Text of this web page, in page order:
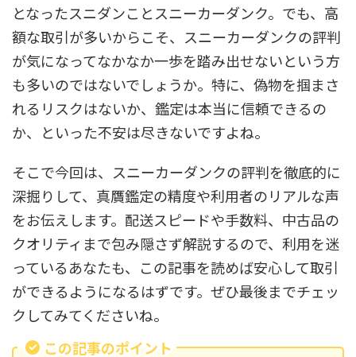
となったスニダンことスニーカーダンク。でも、高
額な取引が多いからこそ、スニーカーダンクの評判
が気になってなかなか一歩を踏み出せないという方
も多いのではないでしょうか。特に、偽物を掴まさ
れるリスクはないか、鑑定は本当に信頼できるの
か、といった不安は尽きないですよね。
そこで今回は、スニーカーダンクの評判を徹底的に
深掘りして、真贋鑑定の精度や利用者のリアルな声
をお伝えします。配送スピードや手数料、中古品の
クオリティまで包み隠さず解説するので、利用を迷
っているあなたも、この記事を読めば安心して取引
ができるようになるはずです。ぜひ最後までチェッ
クしてみてくださいね。
この記事のポイント